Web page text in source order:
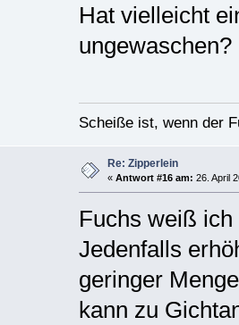
Hat vielleicht
ungewaschen?
Scheiße ist, wenn der
Re: Zipperlein
« Antwort #16 am: 26. April
Fuchs weiß
Jedenfalls
geringer
kann zu